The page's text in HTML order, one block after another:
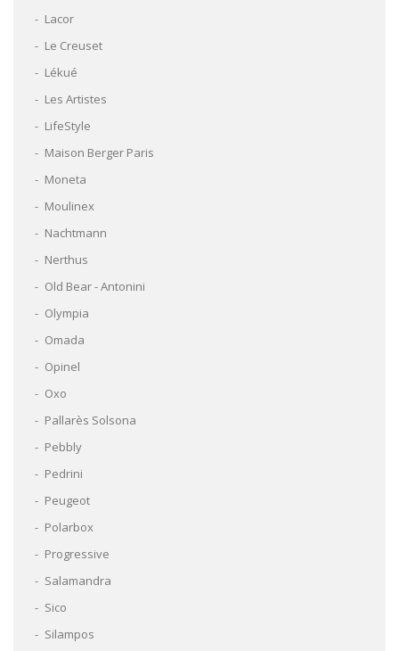
Lacor
Le Creuset
Lékué
Les Artistes
LifeStyle
Maison Berger Paris
Moneta
Moulinex
Nachtmann
Nerthus
Old Bear - Antonini
Olympia
Omada
Opinel
Oxo
Pallarès Solsona
Pebbly
Pedrini
Peugeot
Polarbox
Progressive
Salamandra
Sico
Silampos